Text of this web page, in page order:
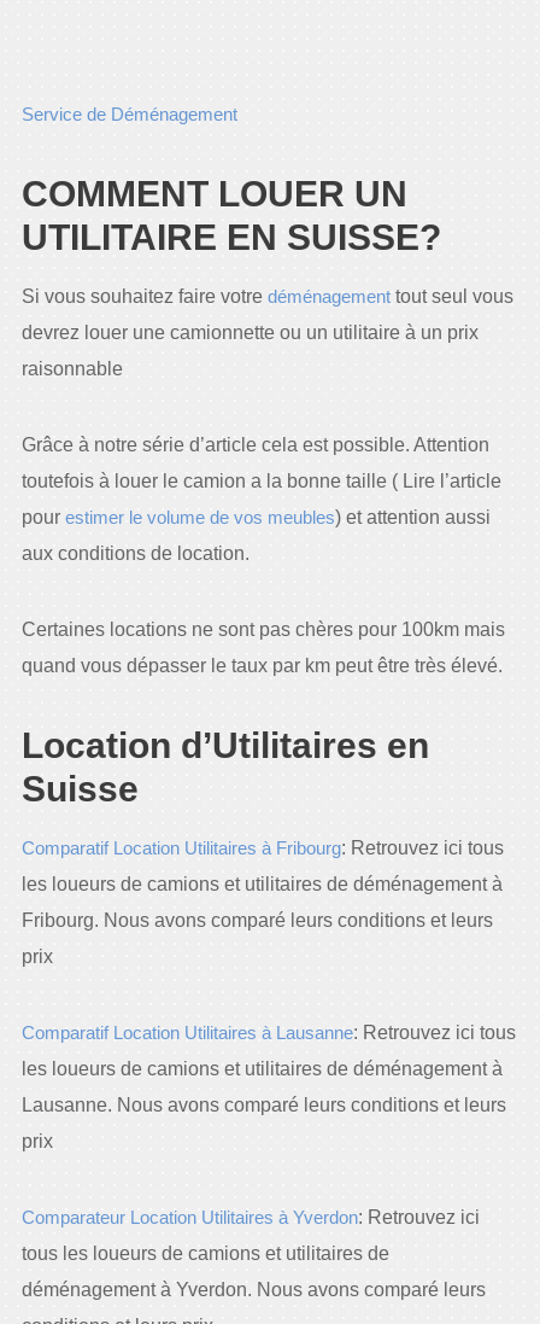
Service de Déménagement
COMMENT LOUER UN
UTILITAIRE EN SUISSE?
Si vous souhaitez faire votre déménagementtout seul vous
devrez louer une camionnette ou un utilitaire à un prix
raisonnable
Grâce à notre série d’article cela est possible. Attention
toutefois à louer le camion a la bonne taille ( Lire l’article
pour estimer le volume de vos meubles) et attention aussi
aux conditions de location.
Certaines locations ne sont pas chères pour 100km mais
quand vous dépasser le taux par km peut être très élevé.
Location d’Utilitaires en
Suisse
Comparatif Location Utilitaires à Fribourg: Retrouvez ici tous
les loueurs de camions et utilitaires de déménagement à
Fribourg. Nous avons comparé leurs conditions et leurs
prix
Comparatif Location Utilitaires à Lausanne: Retrouvez ici tous
les loueurs de camions et utilitaires de déménagement à
Lausanne. Nous avons comparé leurs conditions et leurs
prix
Comparateur Location Utilitaires à Yverdon: Retrouvez ici
tous les loueurs de camions et utilitaires de
déménagement à Yverdon. Nous avons comparé leurs